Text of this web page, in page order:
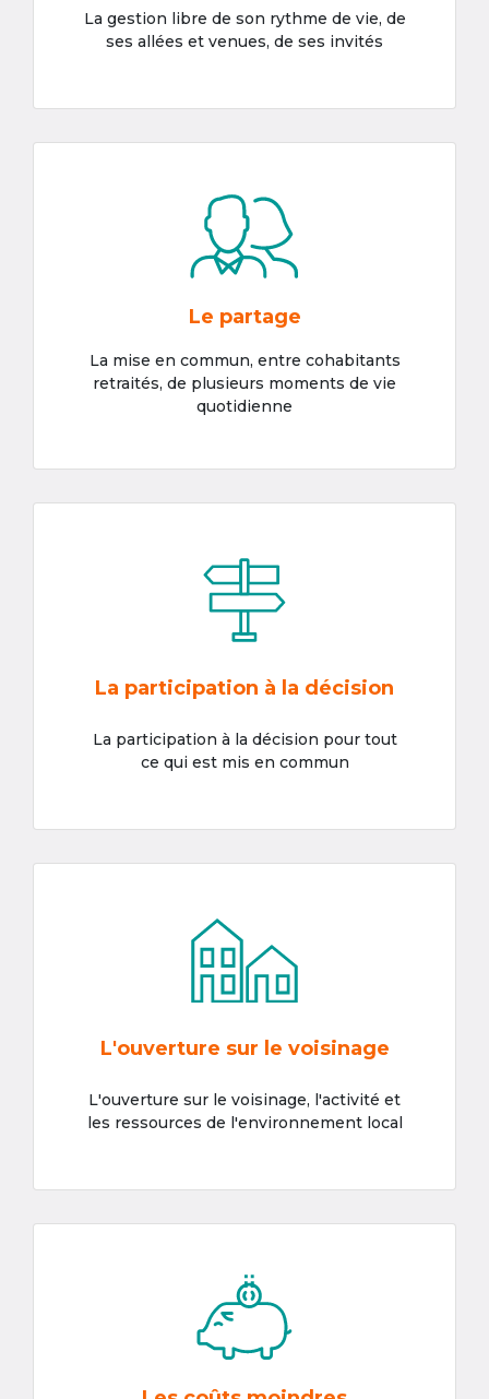
La gestion libre de son rythme de vie, de
ses allées et venues, de ses invités
Le partage
La mise en commun, entre cohabitants
retraités, de plusieurs moments de vie
quotidienne
La participation à la décision
La participation à la décision pour tout
ce qui est mis en commun
L'ouverture sur le voisinage
L'ouverture sur le voisinage, l'activité et
les ressources de l'environnement local